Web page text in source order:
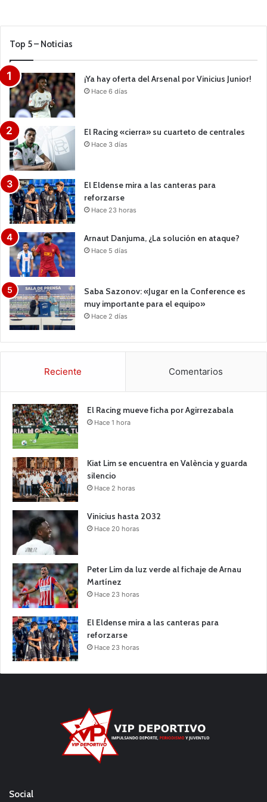
Top 5 – Noticias
¡Ya hay oferta del Arsenal por Vinicius Junior!
Hace 6 días
El Racing «cierra» su cuarteto de centrales
Hace 3 días
El Eldense mira a las canteras para
reforzarse
Hace 23 horas
Arnaut Danjuma, ¿La solución en ataque?
Hace 5 días
Saba Sazonov: «Jugar en la Conference es
muy importante para el equipo»
Hace 2 días
Reciente Comentarios
El Racing mueve ficha por Agirrezabala
Hace 1 hora
Kiat Lim se encuentra en València y guarda
silencio
Hace 2 horas
Vinicius hasta 2032
Hace 20 horas
Peter Lim da luz verde al fichaje de Arnau
Martínez
Hace 23 horas
El Eldense mira a las canteras para
reforzarse
Hace 23 horas
Social